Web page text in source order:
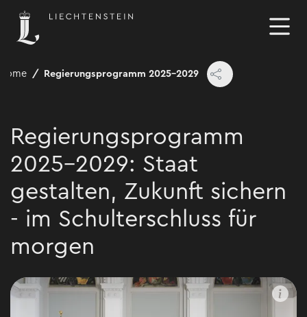
Home Regierungsprogramm 2025-2029
Regierungsprogramm
2025-2029: Staat
gestalten, Zukunft sichern
- im Schulterschluss für
morgen